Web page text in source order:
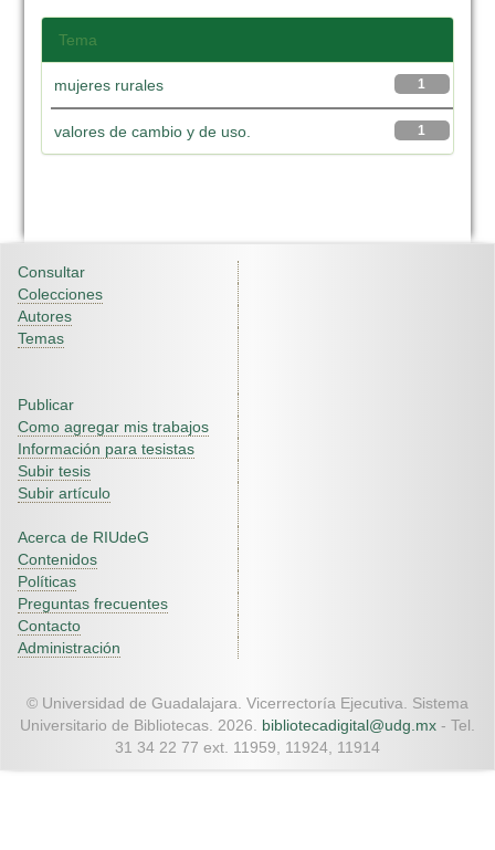
Tema
1
mujeres rurales
1
valores de cambio y de uso.
Consultar
Colecciones
Autores
Temas
Publicar
Como agregar mis trabajos
Información para tesistas
Subir tesis
Subir artículo
Acerca de RIUdeG
Contenidos
Políticas
Preguntas frecuentes
Contacto
Administración
© Universidad de Guadalajara. Vicerrectoría Ejecutiva. Sistema
Universitario de Bibliotecas. 2026. bibliotecadigital@udg.mx - Tel.
31 34 22 77 ext. 11959, 11924, 11914